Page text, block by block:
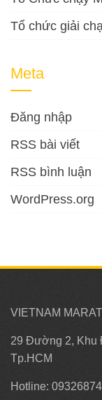
Tổ chức giải
Meta
Đăng nhập
RSS bài viết
RSS bình luận
WordPress.org
VIETNAM
29 Đường 2, Khu
Tp.HCM
Hotline: